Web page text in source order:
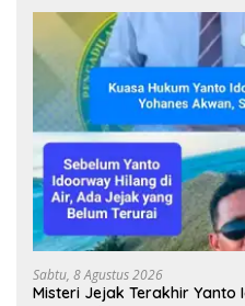
Sabtu, 8 Agustus 2026
Misteri Jejak Terakhir